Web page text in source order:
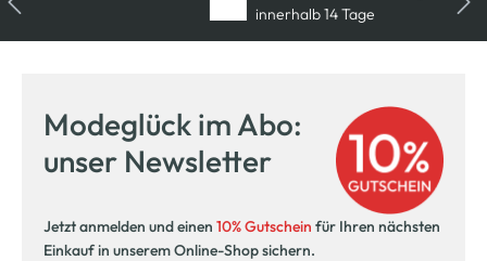
innerhalb 14 Tage
Modeglück im Abo:
unser Newsletter
Jetzt anmelden und einen 10% Gutschein für Ihren nächsten
Einkauf in unserem Online-Shop sichern.